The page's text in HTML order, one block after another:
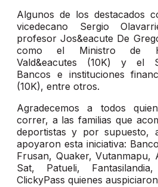
Algunos de los destacados
vicedecano Sergio
profesor Jos&eacute De
como el Ministro de
Vald&eacutes (10K) y el
Bancos e instituciones
(10K), entre otros.
Agradecemos a todos
correr, a las familias que
deportistas y por supuesto,
apoyaron esta iniciativa:
Frusan, Quaker, Vutanmapu,
Sat, Patueli,
ClickyPass quienes